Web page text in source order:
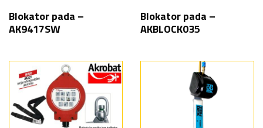
Blokator pada –
AK9417SW
Blokator pada –
AKBLOCK035